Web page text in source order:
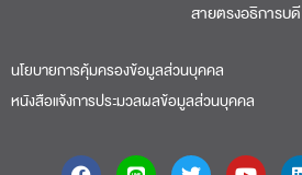
สายตรงอธิการบดี​
นโยบายการคุ้มครองข้อมูลส่วนบุคคล
หนังสือแจ้งการประมวลผลข้อมูลส่วนบุคคล